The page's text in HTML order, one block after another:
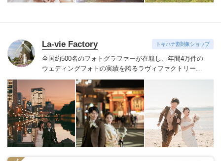
La-vie Factory トキハナ割対象ショップ
全国約500名のフォトグラファーが在籍し、年間4万件の
ウェディングフォトの実績を誇るラヴィファクトリー。
技術だけでなく、おふたりの気持ちに寄りそい素敵な表
情を引き出すハートのあるフォトグラファーたち。お好
みのフォトグラファーをご指名いただけます。季節を感
じる場所や開放感のあるロケーション、普段の服装でい
つもの二人の姿を思い出の場所、ヘアメイクや衣装など
が揃ったスタジオ、フィレンツェやパリ・ニューヨー
ク・ハワイ・グアムなど世界中の好きな国、こだわって
特別な一日の大切な瞬間を残したいカップルにおすすめ